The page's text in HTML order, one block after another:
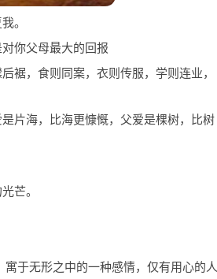
。
你父母最大的回报
裾，食则同案，衣则传服，学则连业，
片海，比海更慷慨，父爱是棵树，比树
芒。
于无形之中的一种感情，仅有用心的人